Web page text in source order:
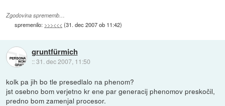
Zgodovina sprememb…
spremenilo: >>><<< (31. dec 2007 ob 11:42)
gruntfürmich
::31. dec 2007, 11:50
kolk pa jih bo tle presedlalo na phenom?
jst osebno bom verjetno kr ene par generacij phenomov preskočil,
predno bom zamenjal procesor.